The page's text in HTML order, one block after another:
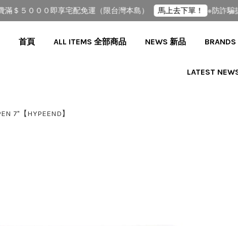
＄５０００即享宅配免運（限台灣本島） 馬上去下單！ ※防詐騙提
首頁 ALL ITEMS 全部商品 NEWS 新品
LATEST
7"【HYPEEND】